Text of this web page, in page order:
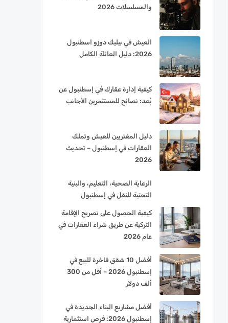
والمسلسلات 2026
العيش في بيليك دوزو اسطنبول
2026: دليل العائلة الكامل
كيفية إدارة عقارك في إسطنبول عن
بُعد: نصائح للمستثمرين الأجانب
دليل المغتربين للعيش وتملك
العقارات في إسطنبول – تحديث
2026
الرعاية الصحية، التعليم، والبنية
التحتية للنقل في إسطنبول
كيفية الحصول على تصريح الإقامة
التركية عن طريق شراء العقارات في
عام 2026
أفضل 10 شقق فاخرة للبيع في
إسطنبول 2026 – أقل من 300
ألف دولار
أفضل مشاريع البناء الجديدة في
إسطنبول 2026: فرص استثمارية